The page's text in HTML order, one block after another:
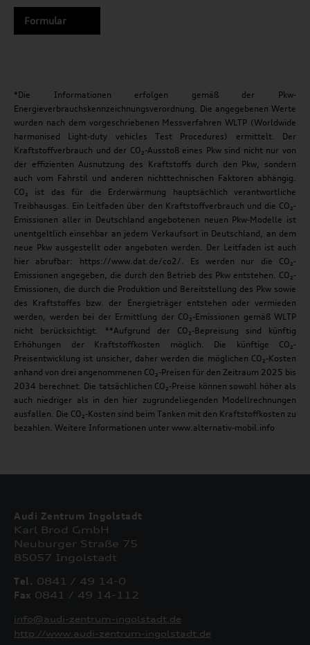
Formular
*Die Informationen erfolgen gemäß der Pkw-
Energieverbrauchskennzeichnungsverordnung. Die angegebenen Werte
wurden nach dem vorgeschriebenen Messverfahren WLTP (Worldwide
harmonised Light-duty vehicles Test Procedures) ermittelt. Der
Kraftstoffverbrauch und der CO₂-Ausstoß eines Pkw sind nicht nur von
der effizienten Ausnutzung des Kraftstoffs durch den Pkw, sondern
auch vom Fahrstil und anderen nichttechnischen Faktoren abhängig.
CO₂ ist das für die Erderwärmung hauptsächlich verantwortliche
Treibhausgas. Ein Leitfaden über den Kraftstoffverbrauch und die CO₂-
Emissionen aller in Deutschland angebotenen neuen Pkw-Modelle ist
unentgeltlich einsehbar an jedem Verkaufsort in Deutschland, an dem
neue Pkw ausgestellt oder angeboten werden. Der Leitfaden ist auch
hier abrufbar: https://www.dat.de/co2/. Es werden nur die CO₂-
Emissionen angegeben, die durch den Betrieb des Pkw entstehen. CO₂-
Emissionen, die durch die Produktion und Bereitstellung des Pkw sowie
des Kraftstoffes bzw. der Energieträger entstehen oder vermieden
werden, werden bei der Ermittlung der CO₂-Emissionen gemäß WLTP
nicht berücksichtigt. **Aufgrund der CO₂-Bepreisung sind künftig
Erhöhungen der Kraftstoffkosten möglich. Die künftige CO₂-
Preisentwicklung ist unsicher, daher werden die möglichen CO₂-Kosten
anhand von drei angenommenen CO₂-Preisen für den Zeitraum 2025 bis
2034 berechnet. Die tatsächlichen CO₂-Preise können sowohl höher als
auch niedriger als in den hier zugrundeliegenden Modellrechnungen
ausfallen. Die CO₂-Kosten sind beim Tanken mit den Kraftstoffkosten zu
bezahlen. Weitere Informationen unter www.alternativ-mobil.info
Audi Zentrum Ingolstadt
Karl Brod GmbH
Neuburger Straße 75
85057 Ingolstadt
Tel. 0841 / 49 14-0
Fax 0841 / 49 14-112
info@audi-zentrum-ingolstadt.de
http://www.audi-zentrum-ingolstadt.de